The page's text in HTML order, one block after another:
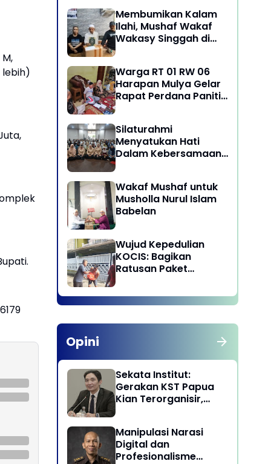
lebih)
Kebersamaan
Masyarakat
Membumikan Kalam
Ilahi, Mushaf Wakaf
Wakasy Singgah di
Barat
Warga RT 01 RW 06
Harapan Mulya Gelar
Rapat Perdana Panitia
Silaturahmi
Menyatukan Hati
Dalam Kebersamaan
Ekonomi Kreatif
Provinsi DKI Jakarta
Wakaf Mushaf untuk
Musholla Nurul Islam
Babelan
Wujud Kepedulian
KOCIS: Bagikan
Ratusan Paket
Anggota dan Kaum
Dhuafa
Opini
Sekata Institut:
Gerakan KST Papua
Kian Terorganisir,
Manipulasi Narasi
Digital dan
Profesionalisme